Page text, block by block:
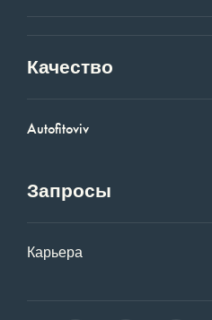
Качество
Autofitoviv
Запросы
Карьера